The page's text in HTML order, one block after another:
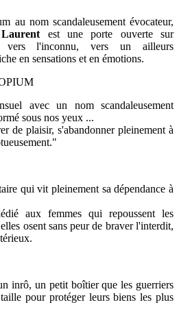
au nom scandaleusement évocateur,
est une porte ouverte sur
vers l'inconnu, vers un ailleurs
en sensations et en émotions.
avec un nom scandaleusement
sous nos yeux ...
de plaisir, s'abandonner pleinement à
qui vit pleinement sa dépendance à
aux femmes qui repoussent les
osent sans peur de braver l'interdit,
inrô, un petit boîtier que les guerriers
pour protéger leurs biens les plus